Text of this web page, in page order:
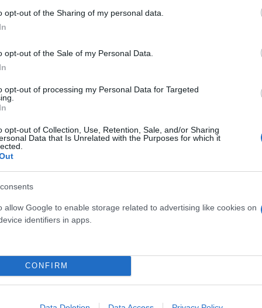
opt-out of the Sharing of my personal data.
opt-out of the Sale of my Personal Data.
opt-out of processing my Personal Data for Targeted
opt-out of Collection, Use, Retention, Sale, and/or Sharing
Data that Is Unrelated with the Purposes for which it
allow Google to enable storage related to advertising like cookies on
identifiers in apps.
CONFIRM
και από τον κόμβο Νίκαιας Λάρισας